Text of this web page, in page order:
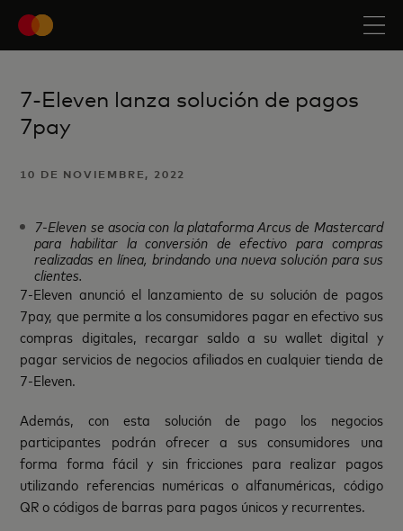
7-Eleven lanza solución de pagos
7pay
10 DE NOVIEMBRE, 2022
7-Eleven se asocia con la plataforma Arcus de Mastercard
para habilitar la conversión de efectivo para compras
realizadas en línea, brindando una nueva solución para sus
clientes.
7-Eleven anunció el lanzamiento de su solución de pagos
7pay, que permite a los consumidores pagar en efectivo sus
compras digitales, recargar saldo a su wallet digital y
pagar servicios de negocios afiliados en cualquier tienda de
7-Eleven.
Además, con esta solución de pago los negocios
participantes podrán ofrecer a sus consumidores una
forma forma fácil y sin fricciones para realizar pagos
utilizando referencias numéricas o alfanuméricas, código
QR o códigos de barras para pagos únicos y recurrentes.